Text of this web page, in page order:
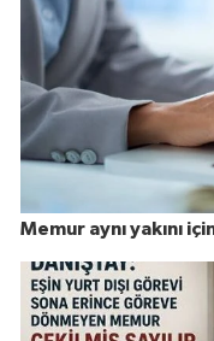
Memur aynı yakını